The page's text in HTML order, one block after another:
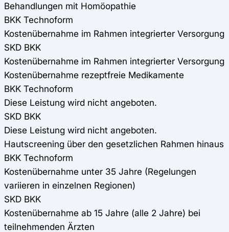
Behandlungen mit Homöopathie
BKK Technoform
Kostenübernahme im Rahmen integrierter Versorgung
SKD BKK
Kostenübernahme im Rahmen integrierter Versorgung
Kostenübernahme rezeptfreie Medikamente
BKK Technoform
Diese Leistung wird nicht angeboten.
SKD BKK
Diese Leistung wird nicht angeboten.
Hautscreening über den gesetzlichen Rahmen hinaus
BKK Technoform
Kostenübernahme unter 35 Jahre (Regelungen
variieren in einzelnen Regionen)
SKD BKK
Kostenübernahme ab 15 Jahre (alle 2 Jahre) bei
teilnehmenden Ärzten